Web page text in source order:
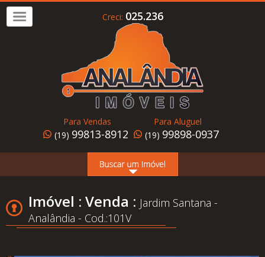
Alugar
Home
Somos
Conheça
Creci: 025.236
Para Vendas
(19) 99813-8912
Para Aluguel
(19) 99898-0937
Imóvel : Venda : Jardim Santana -
Analândia - Cod.:101V